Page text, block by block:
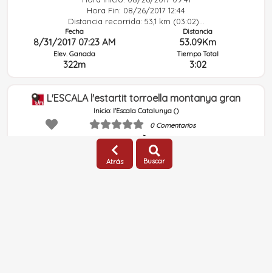
Hora Fin: 08/26/2017 12:44
Distancia recorrida: 53,1 km (03:02)...
Fecha
8/31/2017 07:23 AM
Elev. Ganada
322m
Distancia
53.09Km
Tiempo Total
3:02
L'ESCALA l'estartit torroella montanya gran
Inicio: l'Escala Catalunya ()
0 Comentarios
Tipo: Bicicleta de montaña
jon07361
Tipo:
Actividad
Dificultad:
Media
Atrás Buscar